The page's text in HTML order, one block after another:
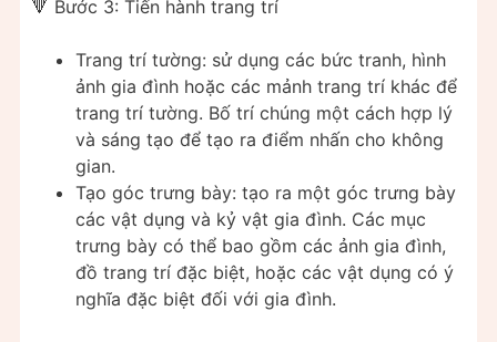
🔻 Bước 3: Tiến hành trang trí
Trang trí tường: sử dụng các bức tranh, hình
ảnh gia đình hoặc các mảnh trang trí khác để
trang trí tường. Bố trí chúng một cách hợp lý
và sáng tạo để tạo ra điểm nhấn cho không
gian.
Tạo góc trưng bày: tạo ra một góc trưng bày
các vật dụng và kỷ vật gia đình. Các mục
trưng bày có thể bao gồm các ảnh gia đình,
đồ trang trí đặc biệt, hoặc các vật dụng có ý
nghĩa đặc biệt đối với gia đình.